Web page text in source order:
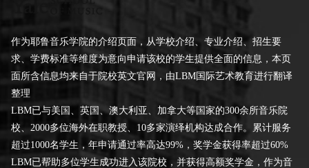
作为耶鲁音乐学院的介绍页面，从学校介绍、专业介绍、招生要
求、学费标准等维度为意向申请该校的学生提供全面的信息，本页
面所含信息均来自于院校英文官网，由LBM国际艺术教育进行翻译
整理
LBM已与美国、英国、澳大利亚、加拿大等国家的300余所音乐院
校、2000多位海外在职教授、10多家演绎机构达成合作。累计服务
超过1000名学生，年申请通过率高达99%，奖学金获得率超过60%
LBM已帮助多位学生成功进入该院校，并获得高额奖学金，作为音